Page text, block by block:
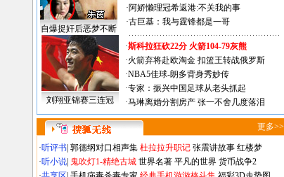
自爆捉奸后恶梦不断
·阿娇懒理冠希返港:不关我的事
·古巨基：我与霆锋都是一哥
刘翔亚锦赛三连冠
·斯科拉狂砍22分 火箭104-79灰熊
·火箭弃将赴欧淘金 扣篮王转战俄罗斯
·NBA5佳球-朗多背身秀妙传
·专家：振兴中国足球从老头抓起
·马琳离婚分割房产 张一不舍几度落泪
更多>>
·听评书 郭德纲对口相声集 杜拉拉升职记 张震讲故事 红楼梦
·听小说 鬼吹灯1-精绝古城 世界名著 平凡的世界 货币战争2